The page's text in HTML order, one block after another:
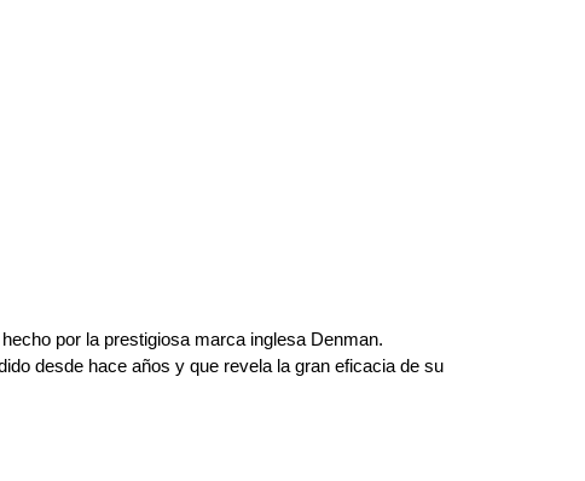
por la prestigiosa marca inglesa Denman.
desde hace años y que revela la gran eficacia de su